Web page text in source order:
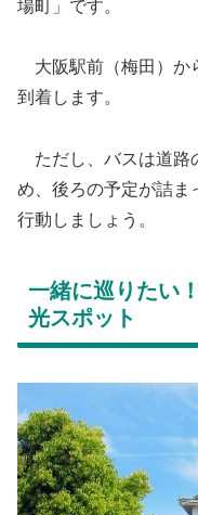
場町」です。
大阪駅前（梅田）か
到着します。
ただし、バスは道路
め、後ろの予定が詰ま
行動しましょう。
一緒に巡りたい
光スポット